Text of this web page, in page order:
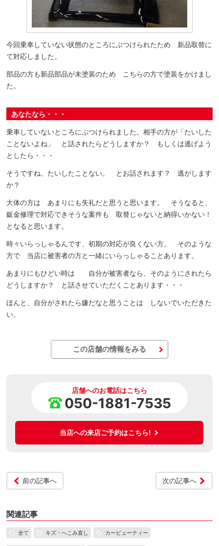
今回乗車していない状態のところにぶつけられたため 新品取替に
て対応しました。
部品の方も新品部品が未塗装のため こちらの方で塗装をかけまし
た。
あなたなら・・・
乗車していないところにぶつけられました。相手の方が「たいした
ことないよね」 と話されたらどうしますか？ もしくは逃げよう
としたら・・・
そうですね。たいしたことない。 とお話されます？ 逃がします
か？
大体の方は あまりにも失礼だと思うと思います。 そうなると、
鈑金修理で対応できそうな案件も 取替じゃないと納得いかない！
となると思います。
時々いらっしゃるんです、初期の対応が良くない方。 そのような
方で 当店に被害者の方と一緒にいらっしゃることあります。
あまりにもひどい時は 自分が被害者なら、そのようにされたら
どうしますか？ と話させていただくことあります・・・
ほんと、自分がされたら嫌だなと思うことは しないでいただきた
い。
この店舗の情報をみる
店舗へのお電話はこちら
050-1881-7535
当店への来店ご予約はこちら!
前の記事へ 次の記事へ
関連記事
全て キズ・へこみ直し カービューティー